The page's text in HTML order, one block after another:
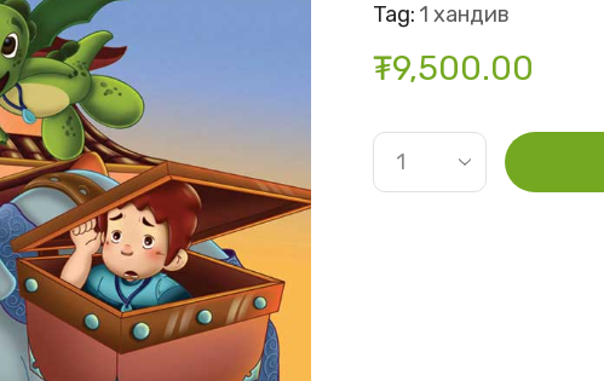
Tag: 1 хандив
₮9,500.00